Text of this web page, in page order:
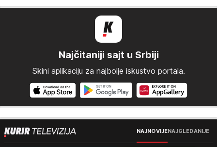
Najčitaniji sajt u Srbiji
Skini aplikaciju za najbolje iskustvo portala.
NAJNOVIJENAJGLEDANIJE